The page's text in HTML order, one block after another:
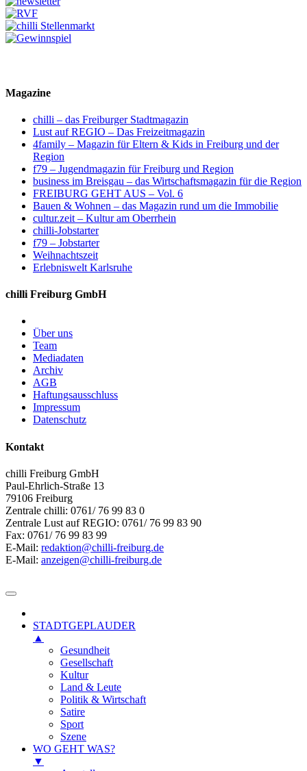
Magazine
chilli – das Freiburger Stadtmagazin
Lust auf REGIO – Das Freizeitmagazin
4family – Magazin für Eltern & Kids in Freiburg und der
Region
f79 – Jugendmagazin für Freiburg und Region
business im Breisgau – das Wirtschaftsmagazin für die Region
FREIBURG GEHT AUS – Vol. 6
Bauen & Wohnen – das Magazin rund um die Immobilie
cultur.zeit – Kultur am Oberrhein
chilli-Jobstarter
f79 – Jobstarter
Weihnachtszeit
Erlebniswelt Karlsruhe
chilli Freiburg GmbH
Über uns
Team
Mediadaten
Archiv
AGB
Haftungsausschluss
Impressum
Datenschutz
Kontakt
chilli Freiburg GmbH
Paul-Ehrlich-Straße 13
79106 Freiburg
Zentrale chilli: 0761/ 76 99 83 0
Zentrale Lust auf REGIO: 0761/ 76 99 83 90
Fax: 0761/ 76 99 83 99
E-Mail: redaktion@chilli-freiburg.de
E-Mail: anzeigen@chilli-freiburg.de
STADTGEPLAUDER
▲
Gesundheit
Gesellschaft
Kultur
Land & Leute
Politik & Wirtschaft
Satire
Sport
Szene
WO GEHT WAS?
▼